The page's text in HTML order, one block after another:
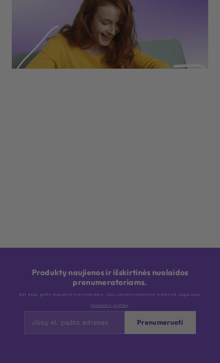
Produktų naujienos ir išskirtinės nuolaidos
prenumeratoriams.
Bet kada galite atsisakyti prenumeratos. Jūsų asmens duomenis tvarkome pagal savo
privatumo politiką .
Prenumeruoti